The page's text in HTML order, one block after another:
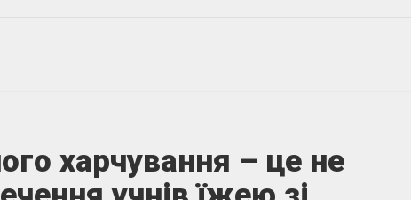
харчування – це не